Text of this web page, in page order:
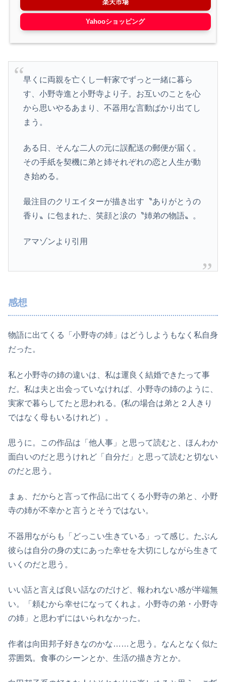
楽天市場
Yahooショッピング
早くに両親を亡くし一軒家でずっと一緒に暮ら
す、小野寺進と小野寺より子。お互いのことを心
から思いやるあまり、不器用な言動ばかり出てし
まう。
ある日、そんな二人の元に誤配送の郵便が届く。
その手紙を契機に弟と姉それぞれの恋と人生が動
き始める。
最注目のクリエイターが描き出す〝ありがとうの
香り〟に包まれた、笑顔と涙の〝姉弟の物語〟。
アマゾンより引用
感想
物語に出てくる「小野寺の姉」はどうしようもなく私自身
だった。
私と小野寺の姉の違いは、私は運良く結婚できたって事
だ。私は夫と出会っていなければ、小野寺の姉のように、
実家で暮らしてたと思われる。(私の場合は弟と２人きり
ではなく母もいるけれど）。
思うに。この作品は「他人事」と思って読むと、ほんわか
面白いのだと思うけれど「自分だ」と思って読むと切ない
のだと思う。
まぁ、だからと言って作品に出てくる小野寺の弟と、小野
寺の姉が不幸かと言うとそうではない。
不器用ながらも「どっこい生きている」って感じ。たぶん
彼らは自分の身の丈にあった幸せを大切にしながら生きて
いくのだと思う。
いい話と言えば良い話なのだけど、報われない感が半端無
い。「頼むから幸せになってくれよ。小野寺の弟・小野寺
の姉」と思わずにはいられなかった。
作者は向田邦子好きなのかな……と思う。なんとなく似た
雰囲気。食事のシーンとか、生活の描き方とか。